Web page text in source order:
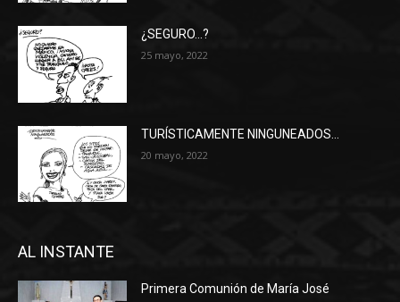
¿SEGURO…?
25 mayo, 2022
TURÍSTICAMENTE NINGUNEADOS…
20 mayo, 2022
AL INSTANTE
Primera Comunión de María José